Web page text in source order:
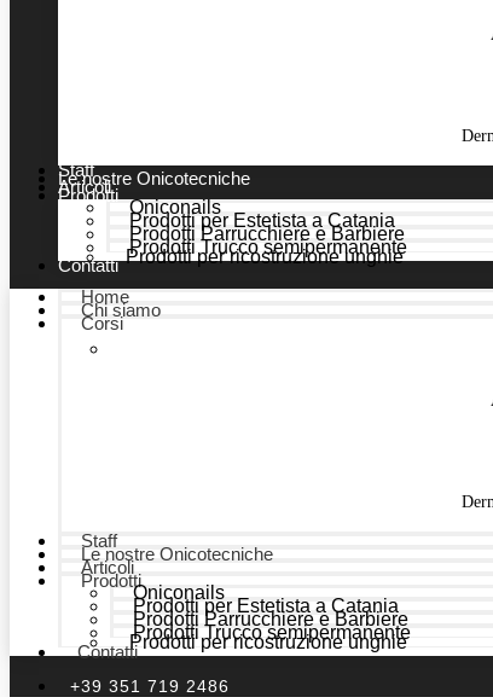
Staff
Le nostre Onicotecniche
Articoli
Prodotti
Oniconails
Prodotti per Estetista a Catania
Prodotti Parrucchiere e Barbiere
Prodotti Trucco semipermanente
Prodotti per ricostruzione unghie
Contatti
Home
Chi siamo
Corsi
Staff
Le nostre Onicotecniche
Articoli
Prodotti
Oniconails
Prodotti per Estetista a Catania
Prodotti Parrucchiere e Barbiere
Prodotti Trucco semipermanente
Prodotti per ricostruzione unghie
Contatti
+39 351 719 2486